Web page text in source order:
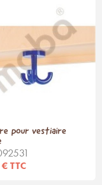
pour vestiaire
TTC